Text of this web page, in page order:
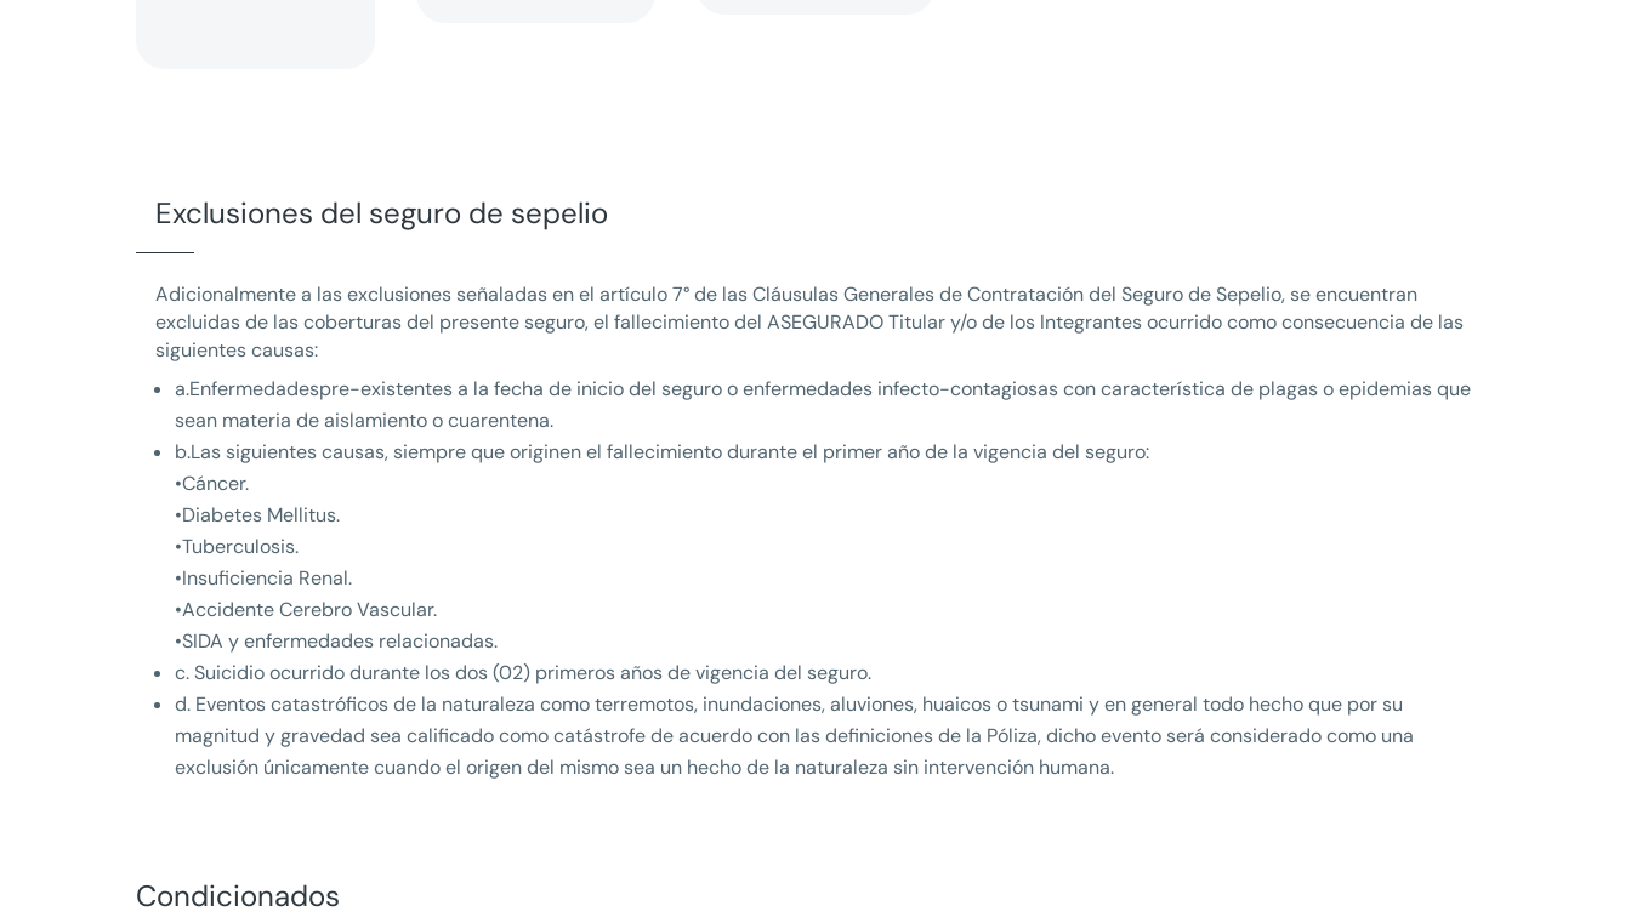
Exclusiones del seguro de sepelio
Adicionalmente a las exclusiones señaladas en el artículo 7° de las Cláusulas Generales de Contratación del Seguro de Sepelio, se encuentran
excluidas de las coberturas del presente seguro, el fallecimiento del ASEGURADO Titular y/o de los Integrantes ocurrido como consecuencia de las
siguientes causas:
a.Enfermedadespre-existentes a la fecha de inicio del seguro o enfermedades infecto-contagiosas con característica de plagas o epidemias que
sean materia de aislamiento o cuarentena.
b.Las siguientes causas, siempre que originen el fallecimiento durante el primer año de la vigencia del seguro:
•Cáncer.
•Diabetes Mellitus.
•Tuberculosis.
•Insuficiencia Renal.
•Accidente Cerebro Vascular.
•SIDA y enfermedades relacionadas.
c. Suicidio ocurrido durante los dos (02) primeros años de vigencia del seguro.
d. Eventos catastróficos de la naturaleza como terremotos, inundaciones, aluviones, huaicos o tsunami y en general todo hecho que por su
magnitud y gravedad sea calificado como catástrofe de acuerdo con las definiciones de la Póliza, dicho evento será considerado como una
exclusión únicamente cuando el origen del mismo sea un hecho de la naturaleza sin intervención humana.
Condicionados